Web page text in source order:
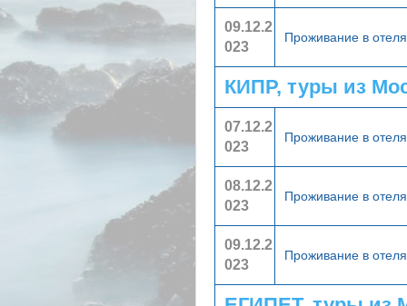
09.12.2
023
Проживание в
КИПР, туры из
07.12.2
023
Проживание в
08.12.2
023
Проживание в
09.12.2
023
Проживание в